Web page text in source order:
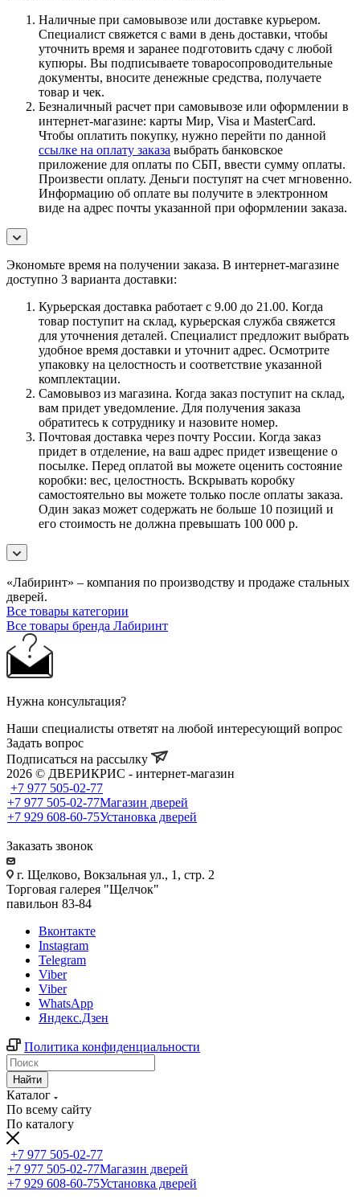
Наличные при самовывозе или доставке курьером.
Специалист свяжется с вами в день доставки, чтобы
уточнить время и заранее подготовить сдачу с любой
купюры. Вы подписываете товаросопроводительные
документы, вносите денежные средства, получаете
товар и чек.
Безналичный расчет при самовывозе или оформлении в
интернет-магазине: карты Мир, Visa и MasterCard.
Чтобы оплатить покупку, нужно перейти по данной
ссылке на оплату заказа выбрать банковское
приложение для оплаты по СБП, ввести сумму оплаты.
Произвести оплату. Деньги поступят на счет мгновенно.
Информацию об оплате вы получите в электронном
виде на адрес почты указанной при оформлении заказа.
Экономьте время на получении заказа. В интернет-магазине
доступно 3 варианта доставки:
Курьерская доставка работает с 9.00 до 21.00. Когда
товар поступит на склад, курьерская служба свяжется
для уточнения деталей. Специалист предложит выбрать
удобное время доставки и уточнит адрес. Осмотрите
упаковку на целостность и соответствие указанной
комплектации.
Самовывоз из магазина. Когда заказ поступит на склад,
вам придет уведомление. Для получения заказа
обратитесь к сотруднику и назовите номер.
Почтовая доставка через почту России. Когда заказ
придет в отделение, на ваш адрес придет извещение о
посылке. Перед оплатой вы можете оценить состояние
коробки: вес, целостность. Вскрывать коробку
самостоятельно вы можете только после оплаты заказа.
Один заказ может содержать не больше 10 позиций и
его стоимость не должна превышать 100 000 р.
«Лабиринт» – компания по производству и продаже стальных
дверей.
Все товары категории
Все товары бренда Лабиринт
Нужна консультация?
Наши специалисты ответят на любой интересующий вопрос
Задать вопрос
Подписаться на рассылку
2026 © ДВЕРИКРИС - интернет-магазин
+7 977 505-02-77
+7 977 505-02-77Магазин дверей
+7 929 608-60-75Установка дверей
Заказать звонок
г. Щелково, Вокзальная ул., 1, стр. 2
Торговая галерея "Щелчок"
павильон 83-84
Вконтакте
Instagram
Telegram
Viber
Viber
WhatsApp
Яндекс.Дзен
Политика конфиденциальности
Найти
Каталог
По всему сайту
По каталогу
+7 977 505-02-77
+7 977 505-02-77Магазин дверей
+7 929 608-60-75Установка дверей